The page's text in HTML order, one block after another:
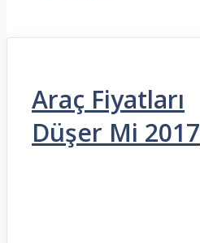
Araç Fiyatları
Düşer Mi 2017